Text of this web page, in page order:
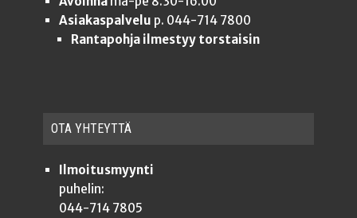
Asiakaspalvelu p. 044-714 7800
Rantapohja ilmestyy torstaisin
OTA YHTEYT­TÄ
Ilmoitusmyynti
puhelin:
044-714 7805